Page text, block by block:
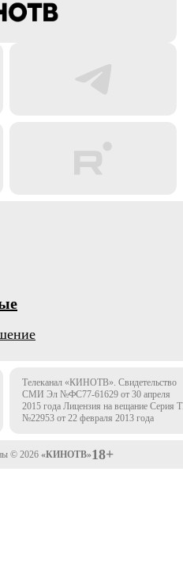
Телеканал «КИНОТВ». Свидетельство
СМИ Эл №ФС77-61629 от 30 апреля
2015 года Лицензия на вещание Серия
№22953 от 22 февраля 2013 года
© 2026 «КИНОТВ»18+